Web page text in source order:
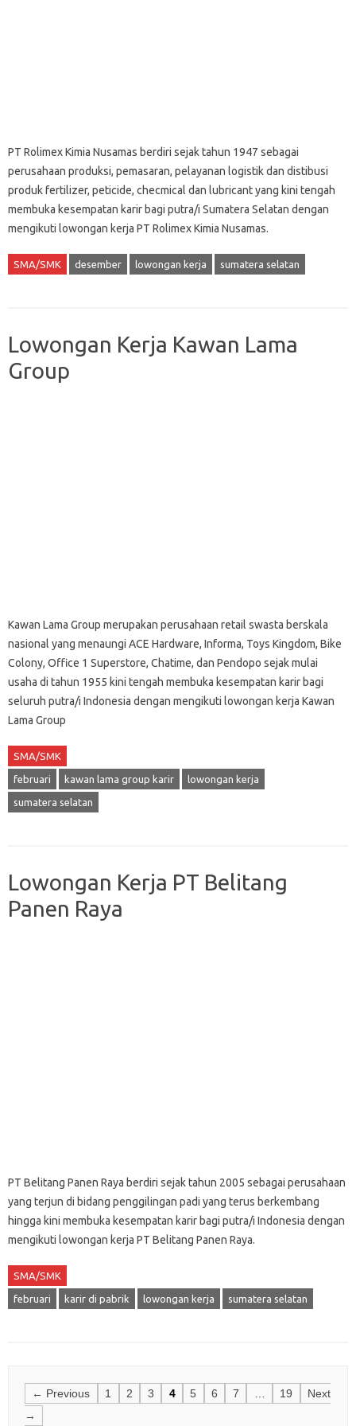
PT Rolimex Kimia Nusamas berdiri sejak tahun 1947 sebagai
perusahaan produksi, pemasaran, pelayanan logistik dan distibusi
produk fertilizer, peticide, checmical dan lubricant yang kini tengah
membuka kesempatan karir bagi putra/i Sumatera Selatan dengan
mengikuti lowongan kerja PT Rolimex Kimia Nusamas.
SMA/SMK desember lowongan kerja sumatera selatan
Lowongan Kerja Kawan Lama
Group
Kawan Lama Group merupakan perusahaan retail swasta berskala
nasional yang menaungi ACE Hardware, Informa, Toys Kingdom, Bike
Colony, Office 1 Superstore, Chatime, dan Pendopo sejak mulai
usaha di tahun 1955 kini tengah membuka kesempatan karir bagi
seluruh putra/i Indonesia dengan mengikuti lowongan kerja Kawan
Lama Group
SMA/SMK
februari kawan lama group karir lowongan kerja
sumatera selatan
Lowongan Kerja PT Belitang
Panen Raya
PT Belitang Panen Raya berdiri sejak tahun 2005 sebagai perusahaan
yang terjun di bidang penggilingan padi yang terus berkembang
hingga kini membuka kesempatan karir bagi putra/i Indonesia dengan
mengikuti lowongan kerja PT Belitang Panen Raya.
SMA/SMK
februari karir di pabrik lowongan kerja sumatera selatan
Posts
navigation
← Previous 1 2 3 4 5 6 7 19
Next
→